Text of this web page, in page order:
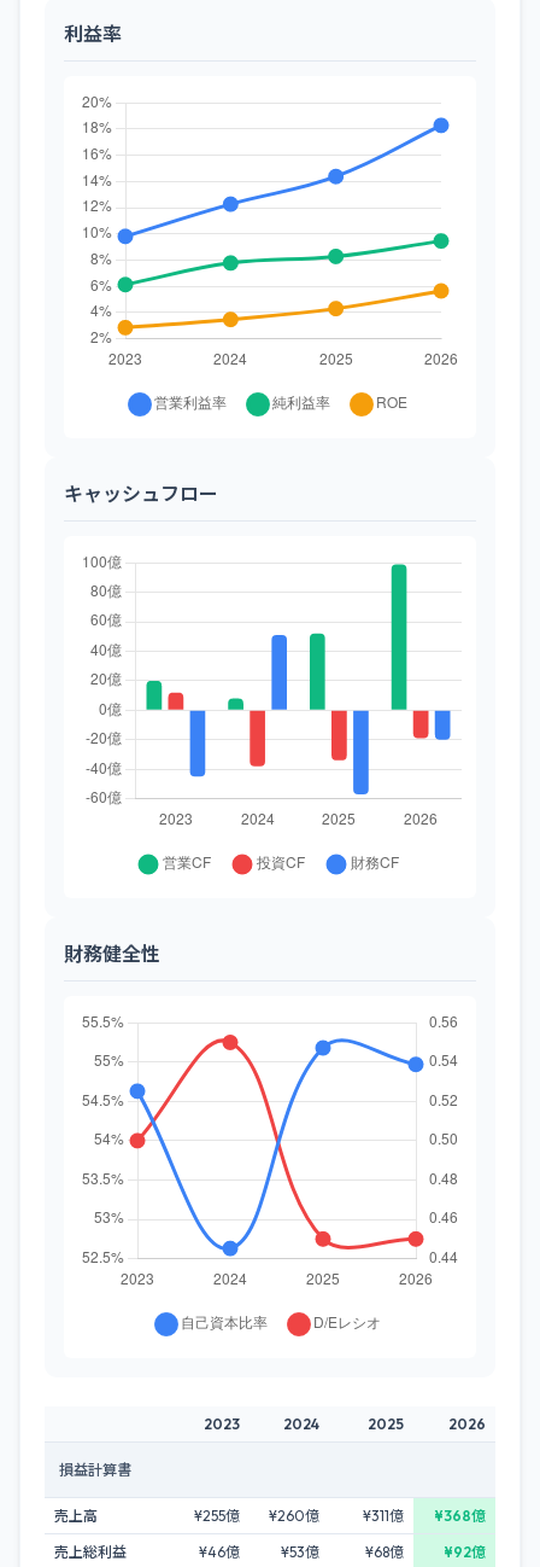
利益率
キャッシュフロー
財務健全性
2023 2024 2025 2026
損益計算書
売上高 ¥255億 ¥260億 ¥311億
¥368億
売上総利益
¥46億 ¥53億 ¥68億
¥92億